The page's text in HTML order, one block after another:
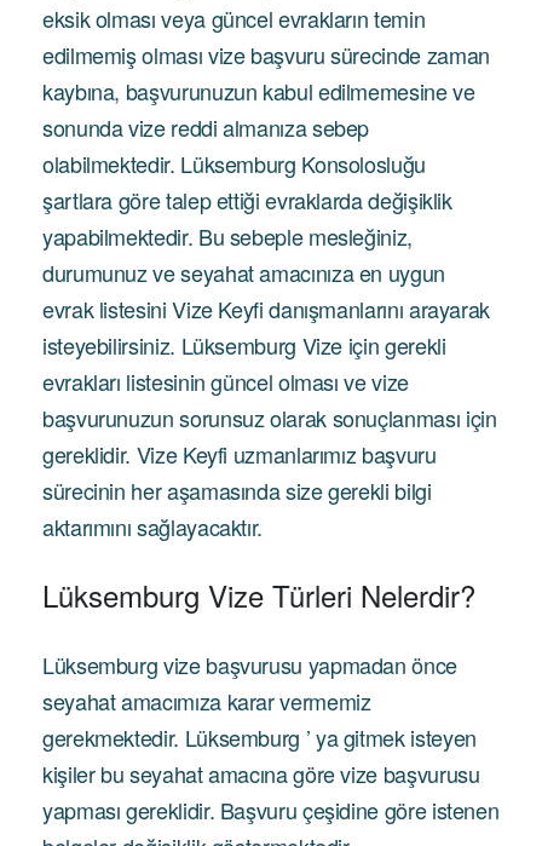
eksik olması veya güncel evrakların temin
edilmemiş olması vize başvuru sürecinde zaman
kaybına, başvurunuzun kabul edilmemesine ve
sonunda vize reddi almanıza sebep
olabilmektedir. Lüksemburg Konsolosluğu
şartlara göre talep ettiği evraklarda değişiklik
yapabilmektedir. Bu sebeple mesleğiniz,
durumunuz ve seyahat amacınıza en uygun
evrak listesini Vize Keyfi danışmanlarını arayarak
isteyebilirsiniz. Lüksemburg Vize için gerekli
evrakları listesinin güncel olması ve vize
başvurunuzun sorunsuz olarak sonuçlanması için
gereklidir. Vize Keyfi uzmanlarımız başvuru
sürecinin her aşamasında size gerekli bilgi
aktarımını sağlayacaktır.
Lüksemburg Vize Türleri Nelerdir?
Lüksemburg vize başvurusu yapmadan önce
seyahat amacımıza karar vermemiz
gerekmektedir. Lüksemburg ’ ya gitmek isteyen
kişiler bu seyahat amacına göre vize başvurusu
yapması gereklidir. Başvuru çeşidine göre istenen